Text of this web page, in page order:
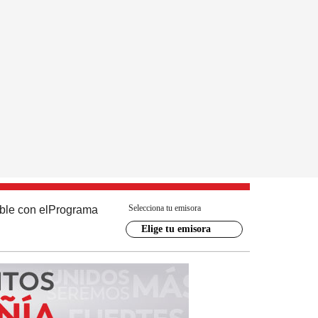
con el Programa Selecciona tu emisora
Elige tu emisora